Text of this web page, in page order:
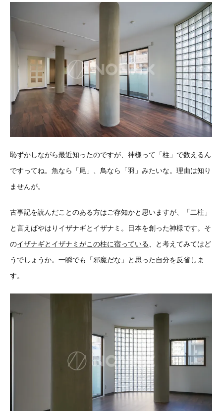
恥ずかしながら最近知ったのですが、神様って「柱」で数えるん
ですってね。魚なら「尾」、鳥なら「羽」みたいな。理由は知り
ませんが。
古事記を読んだことのある方はご存知かと思いますが、「二柱」
と言えばやはりイザナギとイザナミ。日本を創った神様です。そ
のイザナギとイザナミがこの柱に宿っている、と考えてみてはど
うでしょうか。一瞬でも「邪魔だな」と思った自分を反省しま
す。